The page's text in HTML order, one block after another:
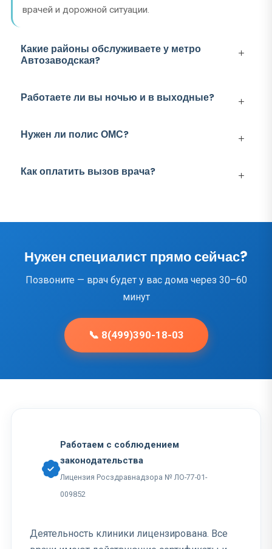
врачей и дорожной ситуации.
Какие районы обслуживаете у метро
Автозаводская?
Работаете ли вы ночью и в выходные?
Нужен ли полис ОМС?
Как оплатить вызов врача?
Нужен специалист прямо сейчас?
Позвоните — врач будет у вас дома через 30–60
минут
📞 8(499)390-18-03
Работаем с соблюдением
законодательства
Лицензия Росздравнадзора № ЛО-77-01-
009852
Деятельность клиники лицензирована. Все